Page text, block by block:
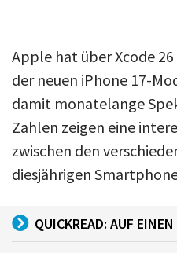
Apple hat über Xcode
der neuen iPhone 17-
damit monatelange
Zahlen zeigen eine
zwischen den
diesjährigen
QUICKREAD: AUF